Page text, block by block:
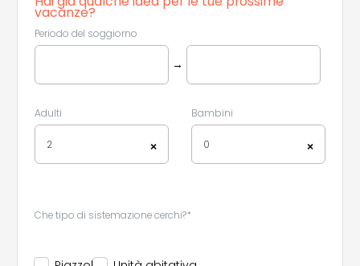
vacanze?
Periodo del soggiorno
→
Adulti
×
2
Bambini
×
0
Che tipo di sistemazione cerchi?*